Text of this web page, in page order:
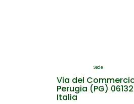
Sede
Via del
Perugia (PG) 06132
Italia